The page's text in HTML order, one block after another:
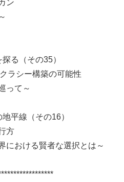
ン
る（その35）
ラシー構築の可能性
って～
平線（その16）
方
における賢者な選択とは～